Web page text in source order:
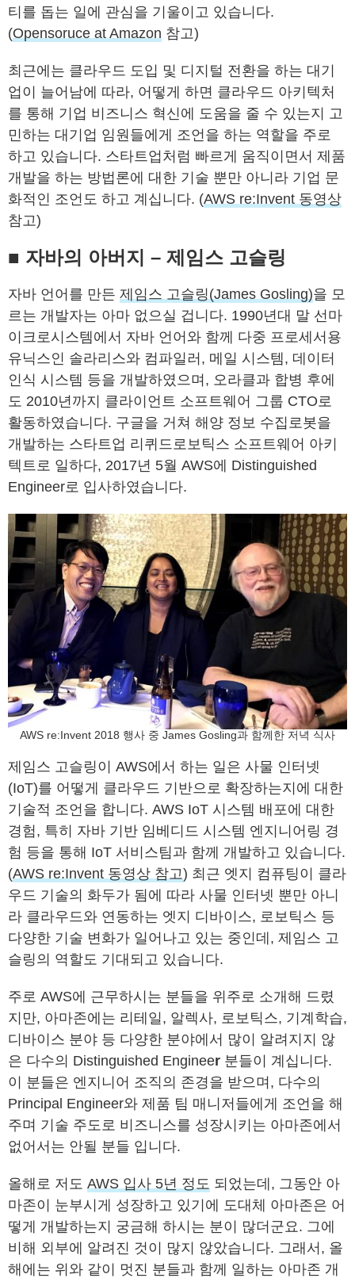
티를 돕는 일에 관심을 기울이고 있습니다.
(Opensoruce at Amazon 참고)
최근에는 클라우드 도입 및 디지털 전환을 하는 대기
업이 늘어남에 따라, 어떻게 하면 클라우드 아키텍처
를 통해 기업 비즈니스 혁신에 도움을 줄 수 있는지 고
민하는 대기업 임원들에게 조언을 하는 역할을 주로
하고 있습니다. 스타트업처럼 빠르게 움직이면서 제품
개발을 하는 방법론에 대한 기술 뿐만 아니라 기업 문
화적인 조언도 하고 계십니다. (AWS re:Invent 동영상
참고)
■ 자바의 아버지 – 제임스 고슬링
자바 언어를 만든 제임스 고슬링(James Gosling)을 모
르는 개발자는 아마 없으실 겁니다. 1990년대 말 선마
이크로시스템에서 자바 언어와 함께 다중 프로세서용
유닉스인 솔라리스와 컴파일러, 메일 시스템, 데이터
인식 시스템 등을 개발하였으며, 오라클과 합병 후에
도 2010년까지 클라이언트 소프트웨어 그룹 CTO로
활동하였습니다. 구글을 거쳐 해양 정보 수집로봇을
개발하는 스타트업 리퀴드로보틱스 소프트웨어 아키
텍트로 일하다, 2017년 5월 AWS에 Distinguished
Engineer로 입사하였습니다.
AWS re:Invent 2018 행사 중 James Gosling과 함께한 저녁 식사
제임스 고슬링이 AWS에서 하는 일은 사물 인터넷
(IoT)를 어떻게 클라우드 기반으로 확장하는지에 대한
기술적 조언을 합니다. AWS IoT 시스템 배포에 대한
경험, 특히 자바 기반 임베디드 시스템 엔지니어링 경
험 등을 통해 IoT 서비스팀과 함께 개발하고 있습니다.
(AWS re:Invent 동영상 참고) 최근 엣지 컴퓨팅이 클라
우드 기술의 화두가 됨에 따라 사물 인터넷 뿐만 아니
라 클라우드와 연동하는 엣지 디바이스, 로보틱스 등
다양한 기술 변화가 일어나고 있는 중인데, 제임스 고
슬링의 역할도 기대되고 있습니다.
주로 AWS에 근무하시는 분들을 위주로 소개해 드렸
지만, 아마존에는 리테일, 알렉사, 로보틱스, 기계학습,
디바이스 분야 등 다양한 분야에서 많이 알려지지 않
은 다수의 Distinguished Engineer 분들이 계십니다.
이 분들은 엔지니어 조직의 존경을 받으며, 다수의
Principal Engineer와 제품 팀 매니저들에게 조언을 해
주며 기술 주도로 비즈니스를 성장시키는 아마존에서
없어서는 안될 분들 입니다.
올해로 저도 AWS 입사 5년 정도 되었는데, 그동안 아
마존이 눈부시게 성장하고 있기에 도대체 아마존은 어
떻게 개발하는지 궁금해 하시는 분이 많더군요. 그에
비해 외부에 알려진 것이 많지 않았습니다. 그래서, 올
해에는 위와 같이 멋진 분들과 함께 일하는 아마존 개